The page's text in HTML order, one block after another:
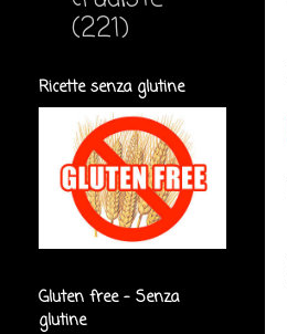
(221)
Ricette senza glutine
Gluten free - Senza
glutine